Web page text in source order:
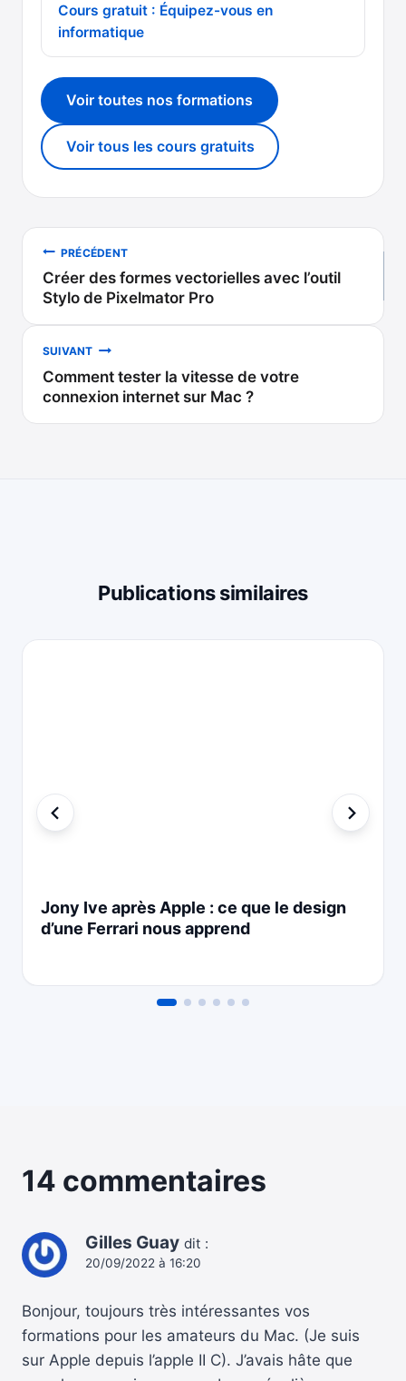
Cours gratuit : Équipez-vous en
informatique
Voir toutes nos formations
Voir tous les cours gratuits
Navigation
de
l’article
PRÉCÉDENT
Créer des formes vectorielles avec l’outil
Stylo de Pixelmator Pro
SUIVANT
Comment tester la vitesse de votre
connexion internet sur Mac ?
Publications similaires
Jony Ive après Apple : ce que le design
d’une Ferrari nous apprend
14 commentaires
Gilles Guay dit :
20/09/2022 à 16:20
Bonjour, toujours très intéressantes vos
formations pour les amateurs du Mac. (Je suis
sur Apple depuis l’apple II C). J’avais hâte que